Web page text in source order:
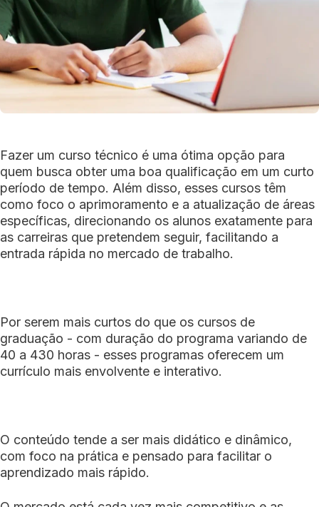
Fazer um curso técnico é uma ótima opção para
quem busca obter uma boa qualificação em um curto
período de tempo. Além disso, esses cursos têm
como foco o aprimoramento e a atualização de áreas
específicas, direcionando os alunos exatamente para
as carreiras que pretendem seguir, facilitando a
entrada rápida no mercado de trabalho.
Por serem mais curtos do que os cursos de
graduação - com duração do programa variando de
40 a 430 horas - esses programas oferecem um
currículo mais envolvente e interativo.
O conteúdo tende a ser mais didático e dinâmico,
com foco na prática e pensado para facilitar o
aprendizado mais rápido.